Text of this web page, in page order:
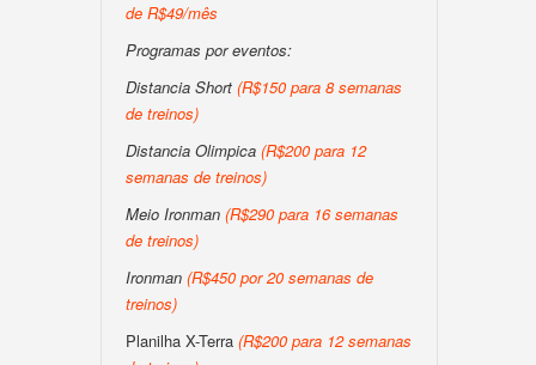
de R$49/mês
Programas por eventos:
Distancia Short (R$150 para 8 semanas
de treinos)
Distancia Olimpica (R$200 para 12
semanas de treinos)
Meio Ironman (R$290 para 16 semanas
de treinos)
Ironman (R$450 por 20 semanas de
treinos)
Planilha X-Terra (R$200 para 12 semanas